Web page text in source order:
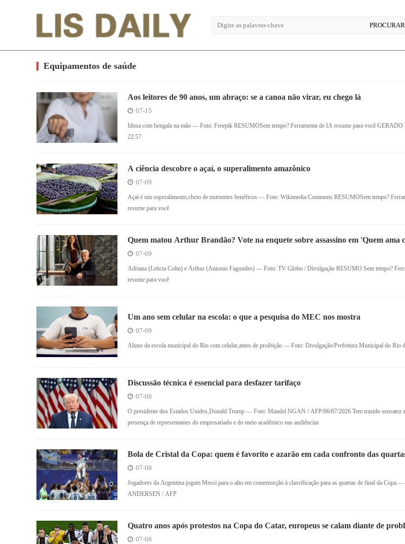
Equipamentos de saúde
Aos leitores de 90 anos, um abraço: se a canoa não virar, eu chego lá
07-15
Idosa com bengala na mão — Foto: Freepik RESUMOSem tempo? Ferramenta de IA resume para você
22:57
A ciência descobre o açaí, o superalimento amazônico
07-09
Açaí é um superalimento,cheio de nutrientes benéficos — Foto: Wikimedia Commons RESUMOSem tempo?
resume para você
Quem matou Arthur Brandão? Vote na enquete sobre assassino em 'Quem ama
07-09
Adriana (Leticia Colin) e Arthur (Antonio Fagundes) — Foto: TV Globo / Divulgação RESUMO Sem tempo?
resume para você
Um ano sem celular na escola: o que a pesquisa do MEC nos mostra
07-09
Aluno da escola municipal do Rio com celular,antes de proibição — Foto: Divulgação/Prefeitura Municipal do Rio
Discussão técnica é essencial para desfazer tarifaço
07-08
O presidente dos Estados Unidos,Donald Trump — Foto: Mandel NGAN / AFP/06/07/2026 Tem trazido sensatez
presença de representantes do empresariado e do meio acadêmico nas audiências
Bola de Cristal da Copa: quem é favorito e azarão em cada confronto das
07-08
Jogadores da Argentina jogam Messi para o alto em comemorção à classificação para as quartas de final da Copa
ANDERSEN / AFP
Quatro anos após protestos na Copa do Catar, europeus se calam diante de
políticos e migratórios nos EUA
07-08